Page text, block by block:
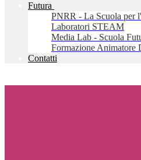
Futura
PNRR - La Scuola per
Laboratori STEAM
Media Lab - Scuola
Formazione Animatore
Contatti